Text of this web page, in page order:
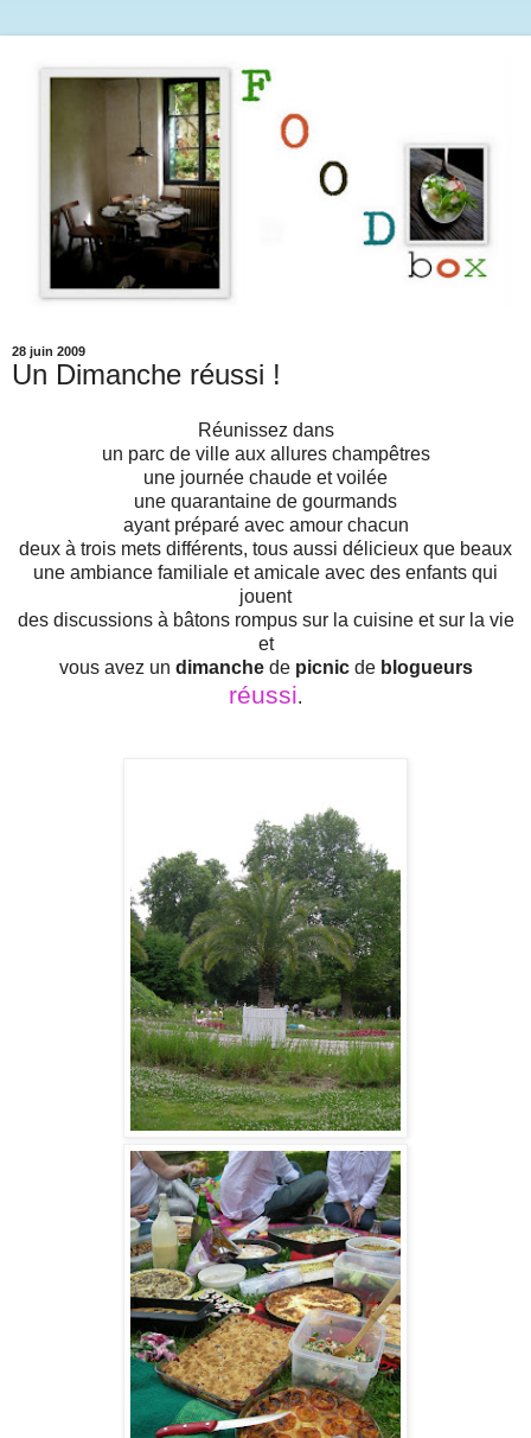
28 juin 2009
Un Dimanche réussi !
Réunissez dans
un parc de ville aux allures champêtres
une journée chaude et voilée
une quarantaine de gourmands
ayant préparé avec amour chacun
deux à trois mets différents, tous aussi délicieux que beaux
une ambiance familiale et amicale avec des enfants qui
jouent
des discussions à bâtons rompus sur la cuisine et sur la vie
et
vous avez un dimanchede picnicde blogueurs
réussi.